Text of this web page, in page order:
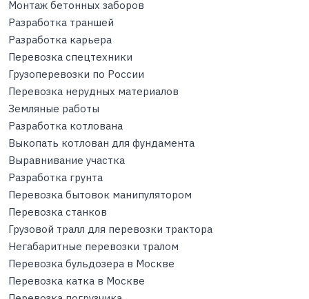
Монтаж бетонных заборов
Разработка траншей
Разработка карьера
Перевозка спецтехники
Грузоперевозки по России
Перевозка нерудных материалов
Земляные работы
Разработка котлована
Выкопать котлован для фундамента
Выравнивание участка
Разработка грунта
Перевозка бытовок манипулятором
Перевозка станков
Грузовой тралл для перевозки трактора
Негабаритные перевозки тралом
Перевозка бульдозера в Москве
Перевозка катка в Москве